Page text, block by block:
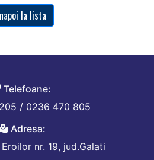
la lista
Telefoane:
/ 0236 470 805
Adresa:
nr. 19, jud.Galati